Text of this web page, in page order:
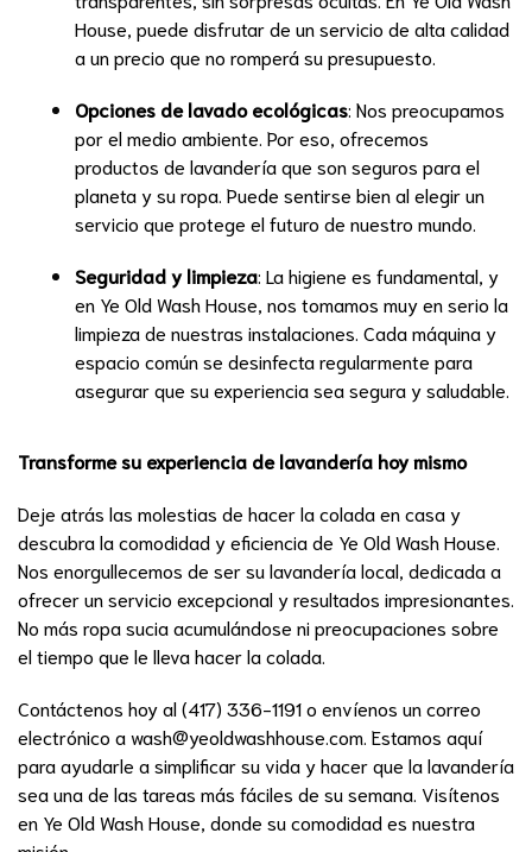
House, puede disfrutar de un servicio de alta calidad
a un precio que no romperá su presupuesto.
Opciones de lavado ecológicas: Nos preocupamos
por el medio ambiente. Por eso, ofrecemos
productos de lavandería que son seguros para el
planeta y su ropa. Puede sentirse bien al elegir un
servicio que protege el futuro de nuestro mundo.
Seguridad y limpieza: La higiene es fundamental, y
en Ye Old Wash House, nos tomamos muy en serio la
limpieza de nuestras instalaciones. Cada máquina y
espacio común se desinfecta regularmente para
asegurar que su experiencia sea segura y saludable.
Transforme su experiencia de lavandería hoy mismo
Deje atrás las molestias de hacer la colada en casa y
descubra la comodidad y eficiencia de Ye Old Wash House.
Nos enorgullecemos de ser su lavandería local, dedicada a
ofrecer un servicio excepcional y resultados impresionantes.
No más ropa sucia acumulándose ni preocupaciones sobre
el tiempo que le lleva hacer la colada.
Contáctenos hoy al (417) 336-1191 o envíenos un correo
electrónico awash@yeoldwashhouse.com . Estamos aquí
para ayudarle a simplificar su vida y hacer que la lavandería
sea una de las tareas más fáciles de su semana. Visítenos
en Ye Old Wash House, donde su comodidad es nuestra